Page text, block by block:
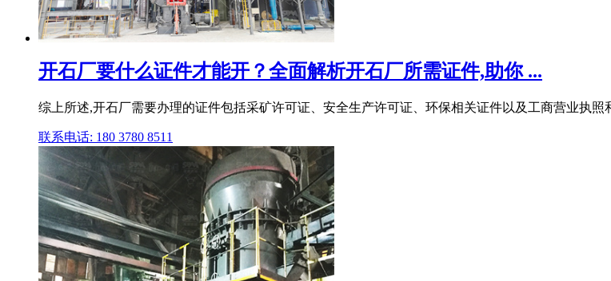
开石厂要什么证件才能开？全面解析开石厂所需证件,助你 ...
综上所述,开石厂需要办理的证件包括采矿许可证、安全生产许可证、环保相关证件以及工商营业执
联系电话: 180 3780 8511